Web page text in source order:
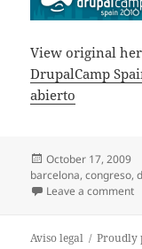
View original
DrupalCamp
abierto
Posted
on
October 17, 2009
barcelona,congreso,
Leave a comment
Aviso legal Proudly